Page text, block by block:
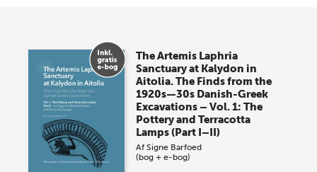
The Artemis Laphria
Sanctuary at Kalydon in
Aitolia. The Finds from the
1920s—30s Danish-Greek
Excavations – Vol. 1: The
Pottery and Terracotta
Lamps (Part I–II)
AfSigne Barfoed
(bog + e-bog)